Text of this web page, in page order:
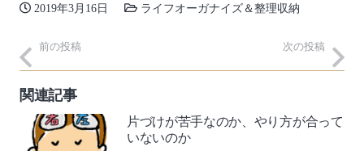
2019年3月16日 ライフオーガナイズ＆整理収納
前の投稿 次の投稿
関連記事
片づけが苦手なのか、やり方が合って
いないのか